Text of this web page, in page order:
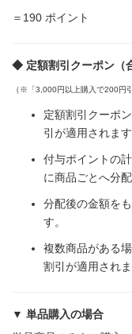
＝190 ポイント
◆ 定額割引クーポン（
（※「3,000円以上購入で200円
定額割引クーポ
引が適用されます
付与ポイントの
に商品ごとへ分
分配後の金額を
す。
複数商品がある
割引が適用されま
▼ 単品購入の場合